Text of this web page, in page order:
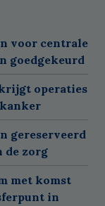
voor centrale
goedgekeurd
operaties
gereserveerd
de zorg
met komst
in